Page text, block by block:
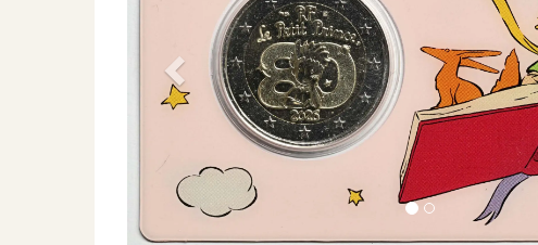
Previous